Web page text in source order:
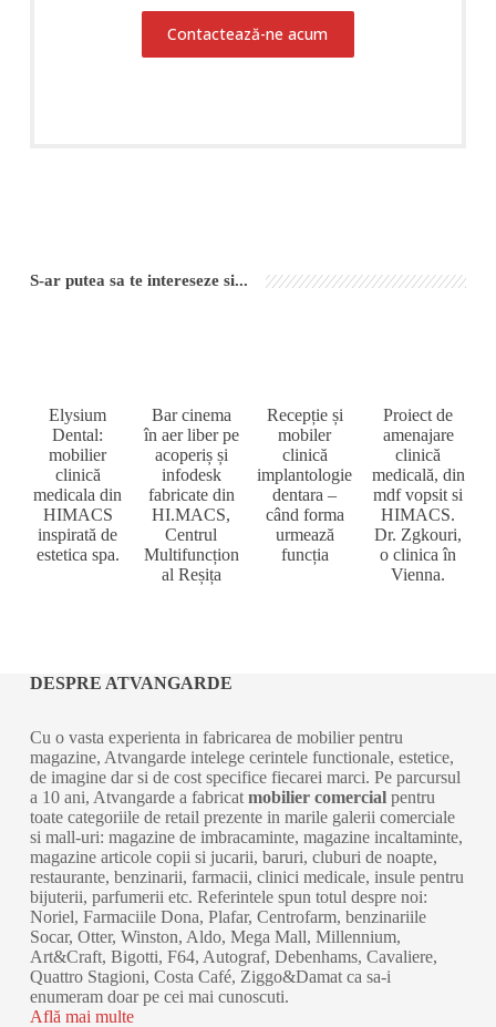
Contactează-ne acum
S-ar putea sa te intereseze si...
Elysium
Dental:
mobilier
clinică
medicala din
HIMACS
inspirată de
estetica spa.
Bar cinema
în aer liber pe
acoperiș și
infodesk
fabricate din
HI.MACS,
Centrul
Multifuncțion
al Reșița
Recepție și
mobiler
clinică
implantologie
dentara –
când forma
urmează
funcția
Proiect de
amenajare
clinică
medicală, din
mdf vopsit si
HIMACS.
Dr. Zgkouri,
o clinica în
Vienna.
DESPRE ATVANGARDE
Cu o vasta experienta in fabricarea de mobilier pentru
magazine, Atvangarde intelege cerintele functionale, estetice,
de imagine dar si de cost specifice fiecarei marci. Pe parcursul
a 10 ani, Atvangarde a fabricat mobilier comercialpentru
toate categoriile de retail prezente in marile galerii comerciale
si mall-uri: magazine de imbracaminte, magazine incaltaminte,
magazine articole copii si jucarii, baruri, cluburi de noapte,
restaurante, benzinarii, farmacii, clinici medicale, insule pentru
bijuterii, parfumerii etc. Referintele spun totul despre noi:
Noriel, Farmaciile Dona, Plafar, Centrofarm, benzinariile
Socar, Otter, Winston, Aldo, Mega Mall, Millennium,
Art&Craft, Bigotti, F64, Autograf, Debenhams, Cavaliere,
Quattro Stagioni, Costa Café, Ziggo&Damat ca sa-i
enumeram doar pe cei mai cunoscuti.
Află mai multe